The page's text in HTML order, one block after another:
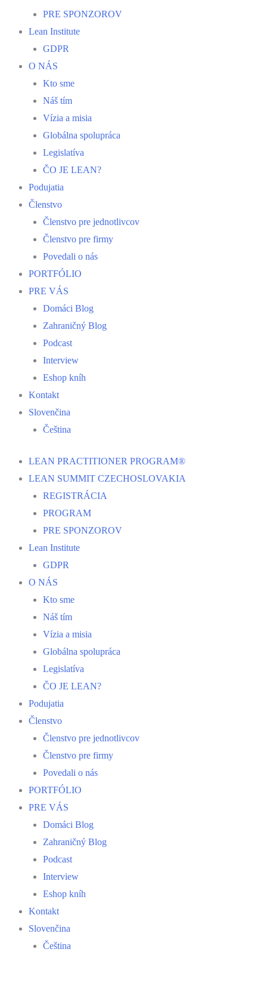
PRE SPONZOROV
Lean Institute
GDPR
O NÁS
Kto sme
Náš tím
Vízia a misia
Globálna spolupráca
Legislatíva
ČO JE LEAN?
Podujatia
Členstvo
Členstvo pre jednotlivcov
Členstvo pre firmy
Povedali o nás
PORTFÓLIO
PRE VÁS
Domáci Blog
Zahraničný Blog
Podcast
Interview
Eshop kníh
Kontakt
Slovenčina
Čeština
LEAN PRACTITIONER PROGRAM®
LEAN SUMMIT CZECHOSLOVAKIA
REGISTRÁCIA
PROGRAM
PRE SPONZOROV
Lean Institute
GDPR
O NÁS
Kto sme
Náš tím
Vízia a misia
Globálna spolupráca
Legislatíva
ČO JE LEAN?
Podujatia
Členstvo
Členstvo pre jednotlivcov
Členstvo pre firmy
Povedali o nás
PORTFÓLIO
PRE VÁS
Domáci Blog
Zahraničný Blog
Podcast
Interview
Eshop kníh
Kontakt
Slovenčina
Čeština